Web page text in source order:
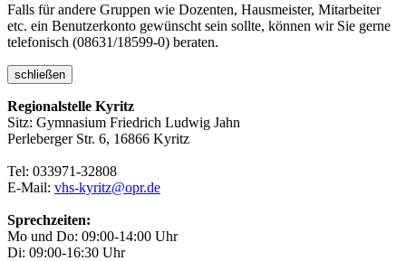
Falls für andere Gruppen wie Dozenten, Hausmeister, Mitarbeiter
etc. ein Benutzerkonto gewünscht sein sollte, können wir Sie gerne
telefonisch (08631/18599-0) beraten.
schließen
Regionalstelle Kyritz
Sitz: Gymnasium Friedrich Ludwig Jahn
Perleberger Str. 6, 16866 Kyritz
Tel: 033971-32808
E-Mail: vhs-kyritz@opr.de
Sprechzeiten:
Mo und Do: 09:00-14:00 Uhr
Di: 09:00-16:30 Uhr